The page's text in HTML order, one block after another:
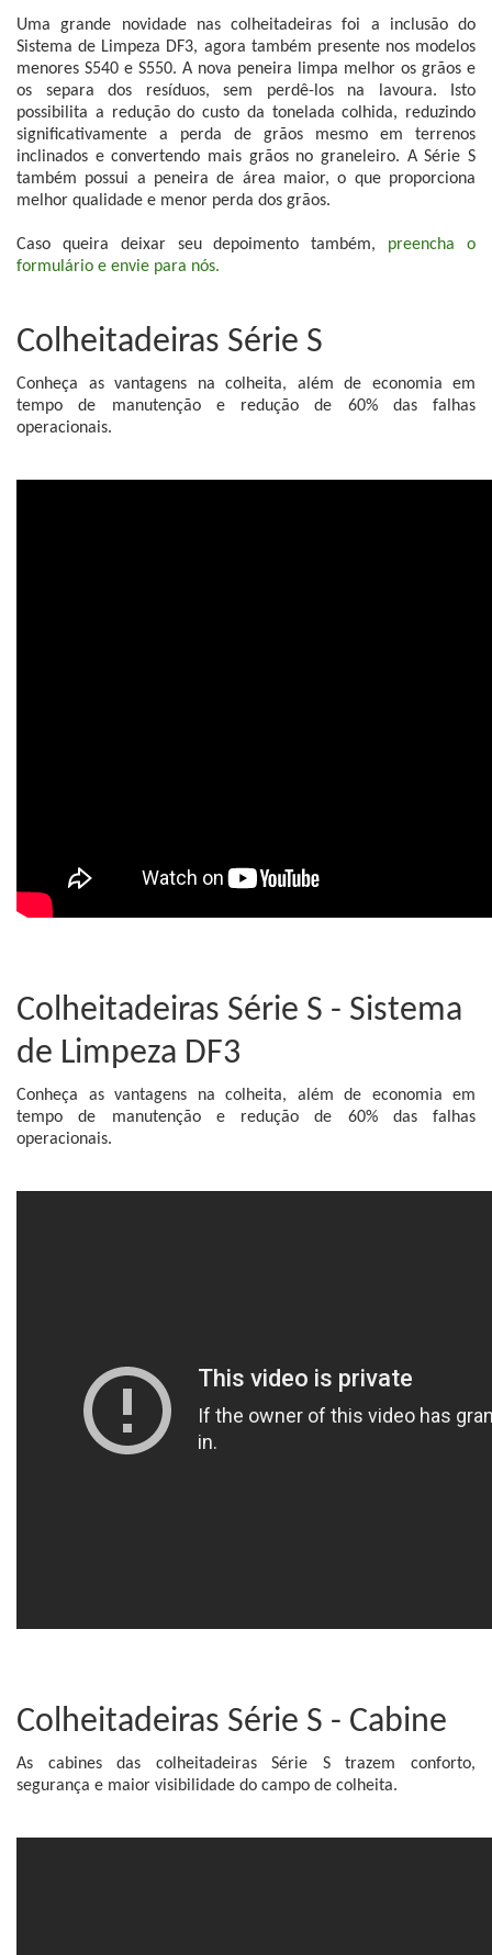
Uma grande novidade nas colheitadeiras foi a inclusão do
Sistema de Limpeza DF3, agora também presente nos modelos
menores S540 e S550. A nova peneira limpa melhor os grãos e
os separa dos resíduos, sem perdê-los na lavoura. Isto
possibilita a redução do custo da tonelada colhida, reduzindo
significativamente a perda de grãos mesmo em terrenos
inclinados e convertendo mais grãos no graneleiro. A Série S
também possui a peneira de área maior, o que proporciona
melhor qualidade e menor perda dos grãos.
Caso queira deixar seu depoimento também, preencha o
formulário e envie para nós.
Colheitadeiras Série S
Conheça as vantagens na colheita, além de economia em
tempo de manutenção e redução de 60% das falhas
operacionais.
Colheitadeiras Série S - Sistema
de Limpeza DF3
Conheça as vantagens na colheita, além de economia em
tempo de manutenção e redução de 60% das falhas
operacionais.
Colheitadeiras Série S - Cabine
As cabines das colheitadeiras Série S trazem conforto,
segurança e maior visibilidade do campo de colheita.